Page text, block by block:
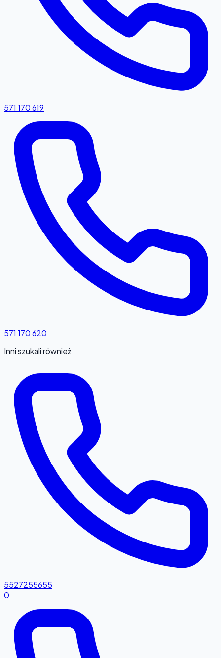
571 170 619
571 170 620
Inni szukali również
5527255655
0